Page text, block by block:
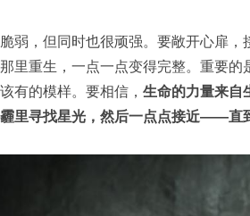
弱，但同时也很顽强。要敞开心扉
里重生，一点一点变得完整。重要
有的模样。要相信， 生命的力量来自
里寻找星光，然后一点点接近——直